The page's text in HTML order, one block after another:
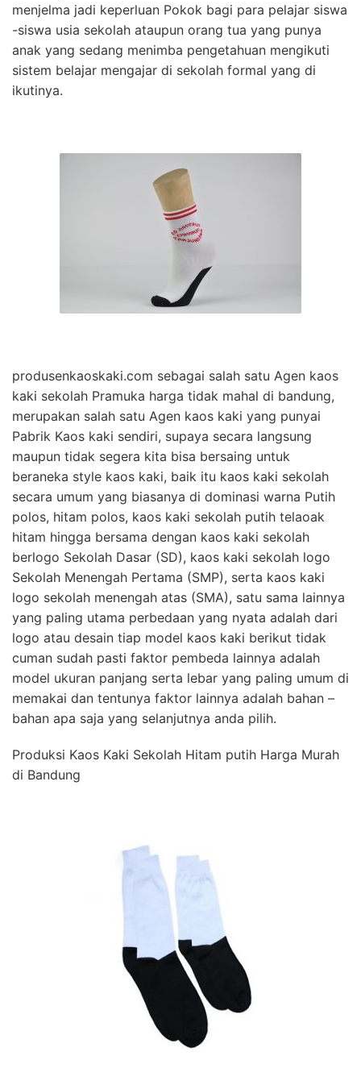
menjelma jadi keperluan Pokok bagi para pelajar siswa
-siswa usia sekolah ataupun orang tua yang punya
anak yang sedang menimba pengetahuan mengikuti
sistem belajar mengajar di sekolah formal yang di
ikutinya.
produsenkaoskaki.com sebagai salah satu Agen kaos
kaki sekolah Pramuka harga tidak mahal di bandung,
merupakan salah satu Agen kaos kaki yang punyai
Pabrik Kaos kaki sendiri, supaya secara langsung
maupun tidak segera kita bisa bersaing untuk
beraneka style kaos kaki, baik itu kaos kaki sekolah
secara umum yang biasanya di dominasi warna Putih
polos, hitam polos, kaos kaki sekolah putih telaoak
hitam hingga bersama dengan kaos kaki sekolah
berlogo Sekolah Dasar (SD), kaos kaki sekolah logo
Sekolah Menengah Pertama (SMP), serta kaos kaki
logo sekolah menengah atas (SMA), satu sama lainnya
yang paling utama perbedaan yang nyata adalah dari
logo atau desain tiap model kaos kaki berikut tidak
cuman sudah pasti faktor pembeda lainnya adalah
model ukuran panjang serta lebar yang paling umum di
memakai dan tentunya faktor lainnya adalah bahan –
bahan apa saja yang selanjutnya anda pilih.
Produksi Kaos Kaki Sekolah Hitam putih Harga Murah
di Bandung